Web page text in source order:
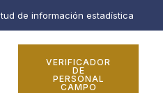
de información estadística
VERIFICADOR
DE
PERSONAL
CAMPO